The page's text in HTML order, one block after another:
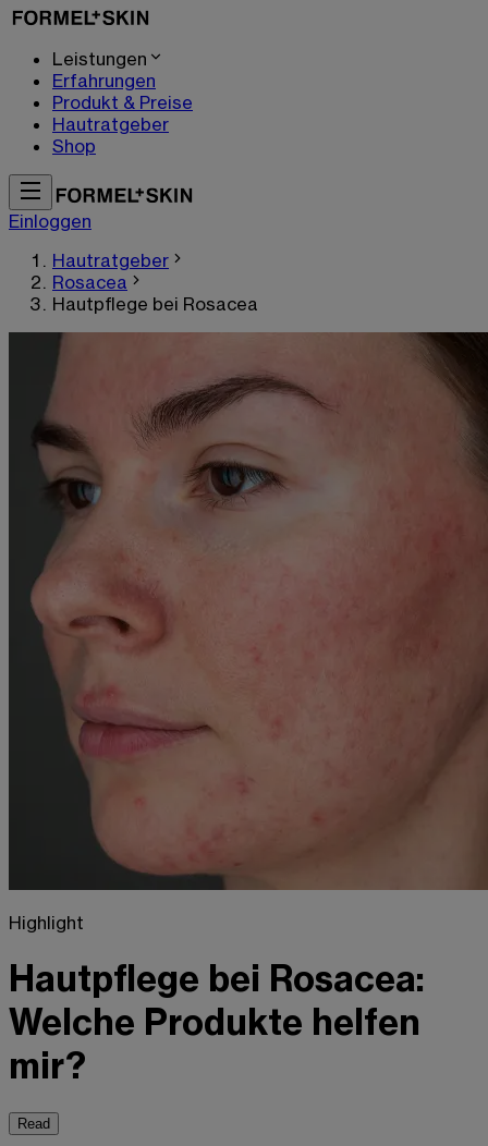
Leistungen
Erfahrungen
Produkt & Preise
Hautratgeber
Shop
Einloggen
Hautratgeber
Rosacea
Hautpflege bei Rosacea
Highlight
Hautpflege bei Rosacea:
Welche Produkte helfen
mir?
Read